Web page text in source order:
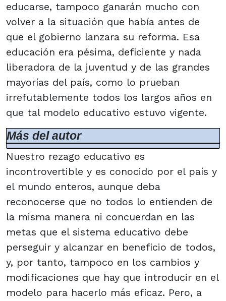
educarse, tampoco ganarán mucho con
volver a la situación que había antes de
que el gobierno lanzara su reforma. Esa
educación era pésima, deficiente y nada
liberadora de la juventud y de las grandes
mayorías del país, como lo prueban
irrefutablemente todos los largos años en
que tal modelo educativo estuvo vigente.
Más del autor
Nuestro rezago educativo es
incontrovertible y es conocido por el país y
el mundo enteros, aunque deba
reconocerse que no todos lo entienden de
la misma manera ni concuerdan en las
metas que el sistema educativo debe
perseguir y alcanzar en beneficio de todos,
y, por tanto, tampoco en los cambios y
modificaciones que hay que introducir en el
modelo para hacerlo más eficaz. Pero, a